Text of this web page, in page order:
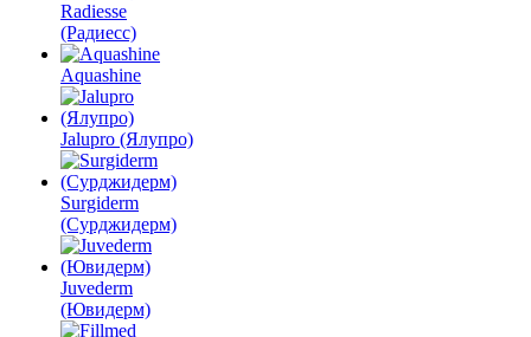
Radiesse
(Радиесс)
Aquashine
Jalupro (Ялупро)
Surgiderm
(Сурджидерм)
Juvederm
(Ювидерм)